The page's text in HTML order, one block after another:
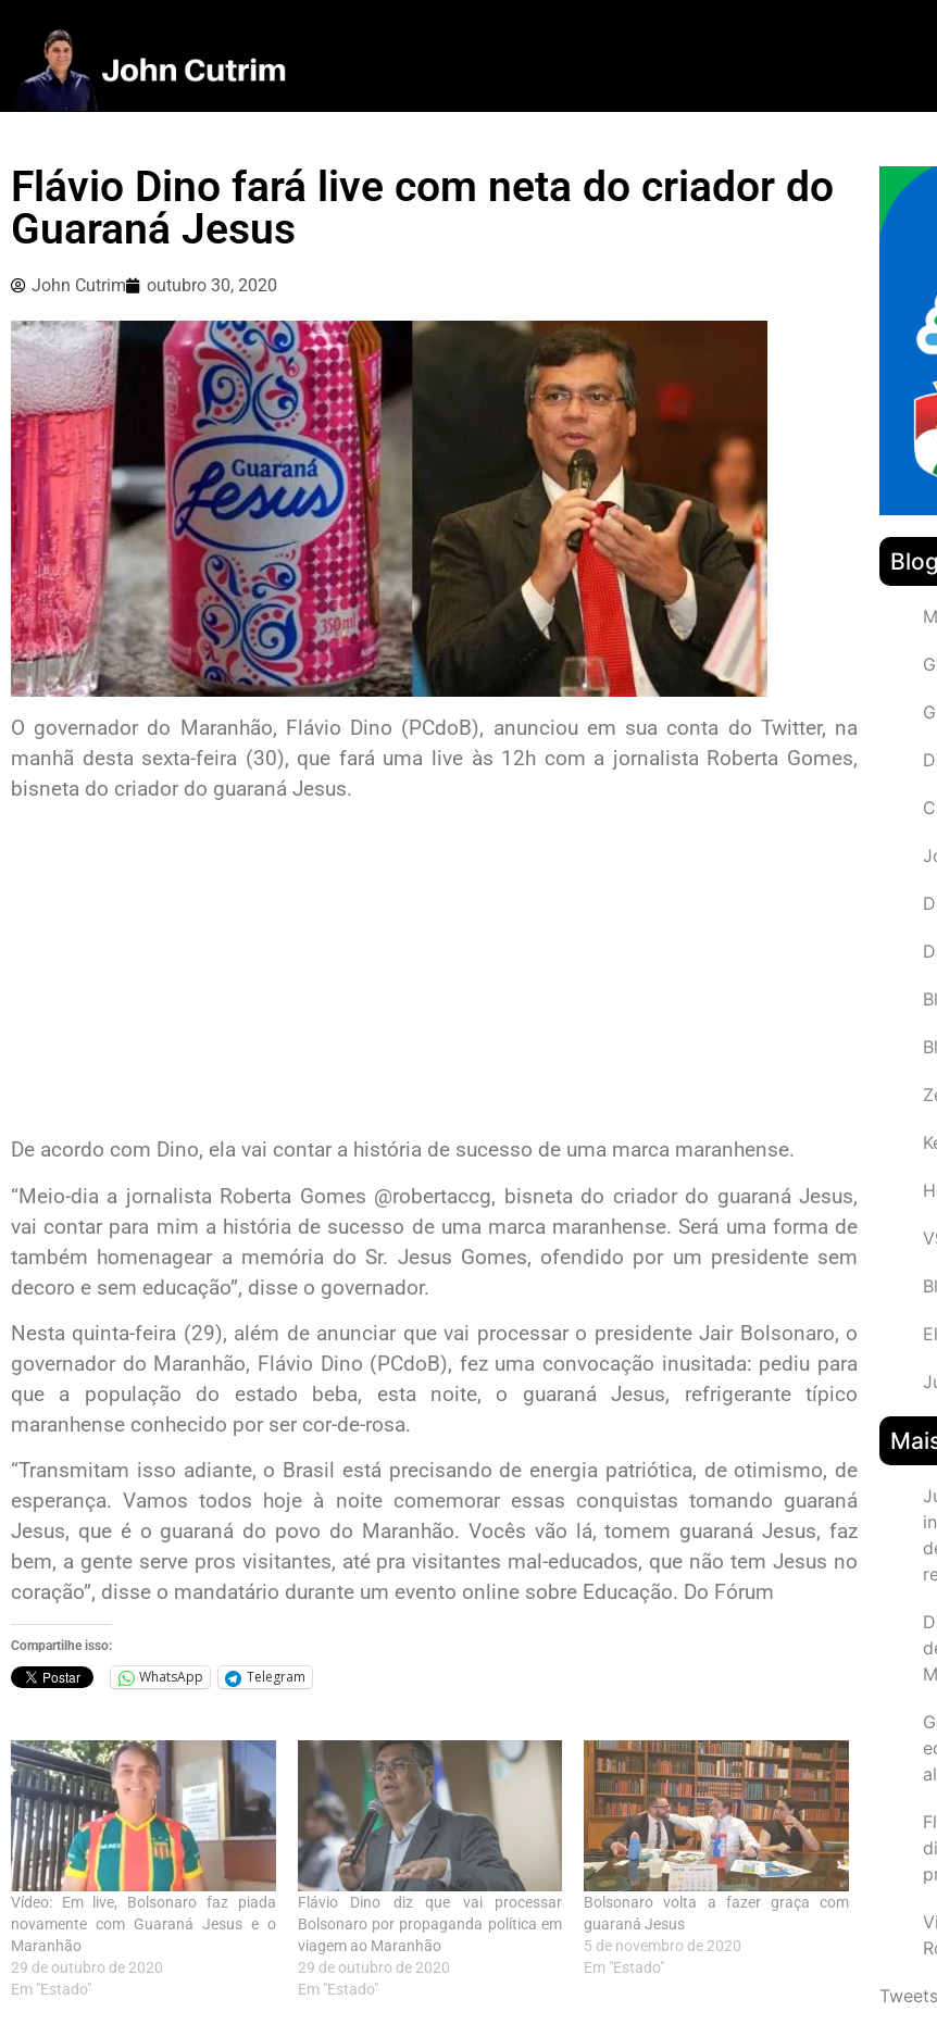
Flávio Dino fará live com neta do criador do
Guaraná Jesus
John Cutrim outubro 30, 2020
O governador do Maranhão, Flávio Dino (PCdoB), anunciou em sua conta do Twitter, na
manhã desta sexta-feira (30), que fará uma live às 12h com a jornalista Roberta Gomes,
bisneta do criador do guaraná Jesus.
De acordo com Dino, ela vai contar a história de sucesso de uma marca maranhense.
“Meio-dia a jornalista Roberta Gomes @robertaccg, bisneta do criador do guaraná Jesus,
vai contar para mim a história de sucesso de uma marca maranhense. Será uma forma de
também homenagear a memória do Sr. Jesus Gomes, ofendido por um presidente sem
decoro e sem educação”, disse o governador.
Nesta quinta-feira (29), além de anunciar que vai processar o presidente Jair Bolsonaro, o
governador do Maranhão, Flávio Dino (PCdoB), fez uma convocação inusitada: pediu para
que a população do estado beba, esta noite, o guaraná Jesus, refrigerante típico
maranhense conhecido por ser cor-de-rosa.
“Transmitam isso adiante, o Brasil está precisando de energia patriótica, de otimismo, de
esperança. Vamos todos hoje à noite comemorar essas conquistas tomando guaraná
Jesus, que é o guaraná do povo do Maranhão. Vocês vão lá, tomem guaraná Jesus, faz
bem, a gente serve pros visitantes, até pra visitantes mal-educados, que não tem Jesus no
coração”, disse o mandatário durante um evento online sobre Educação. Do Fórum
Compartilhe isso:
WhatsApp Telegram
Vídeo: Em live, Bolsonaro faz piada
novamente com Guaraná Jesus e o
Maranhão
29 de outubro de 2020
Em "Estado"
Flávio Dino diz que vai processar
Bolsonaro por propaganda política em
viagem ao Maranhão
29 de outubro de 2020
Em "Estado"
Bolsonaro volta a fazer graça com
guaraná Jesus
5 de novembro de 2020
Em "Estado"